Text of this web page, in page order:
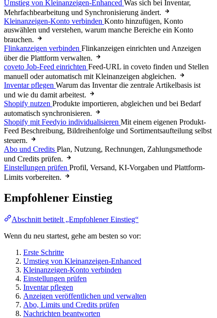
Umstieg von Kleinanzeigen-Enhanced Was sich bei Inventar,
Mehrfachbearbeitung und Synchronisierung ändert.
Kleinanzeigen-Konto verbinden Konto hinzufügen, Konto
auswählen und verstehen, warum manche Bereiche ein Konto
brauchen.
Flinkanzeigen verbinden Flinkanzeigen einrichten und Anzeigen
über die Plattform verwalten.
coveto Job-Feed einrichten Feed-URL in coveto finden und Stellen
manuell oder automatisch mit Kleinanzeigen abgleichen.
Inventar pflegen Warum das Inventar die zentrale Artikelbasis ist
und wie du damit arbeitest.
Shopify nutzen Produkte importieren, abgleichen und bei Bedarf
automatisch synchronisieren.
Shopify mit Feedyio individualisieren Mit einem eigenen Produkt-
Feed Beschreibung, Bildreihenfolge und Sortimentsaufteilung selbst
steuern.
Abo und Credits Plan, Nutzung, Rechnungen, Zahlungsmethode
und Credits prüfen.
Einstellungen prüfen Profil, Versand, KI-Vorgaben und Plattform-
Limits vorbereiten.
Empfohlener Einstieg
Abschnitt betitelt „Empfohlener Einstieg“
Wenn du neu startest, gehe am besten so vor:
Erste Schritte
Umstieg von Kleinanzeigen-Enhanced
Kleinanzeigen-Konto verbinden
Einstellungen prüfen
Inventar pflegen
Anzeigen veröffentlichen und verwalten
Abo, Limits und Credits prüfen
Nachrichten beantworten